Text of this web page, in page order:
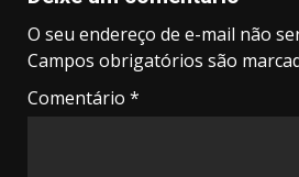
O seu endereço de e-mail não
Campos obrigatórios são
Comentário *